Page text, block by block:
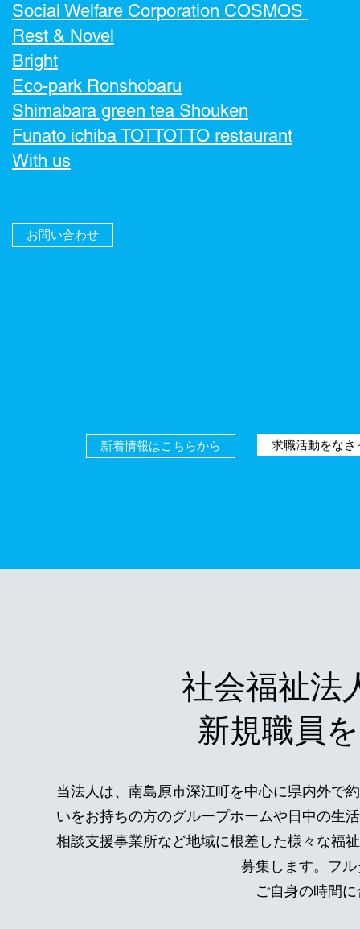
Social Welfare Corporation COSMOS
Rest & Novel
Bright
Eco-park Ronshobaru
Shimabara green tea Shouken
Funato ichiba TOTTOTTO restaurant
With us
お問い合わせ
新着情報はこちらから 求職活動をな
社会福祉
新規職員
当法人は、南島原市深江町を中心に県内外で
いをお持ちの方のグループホームや日中の生
相談支援事業所など地域に根差した様々な福
募集します。フ
ご自身の時間